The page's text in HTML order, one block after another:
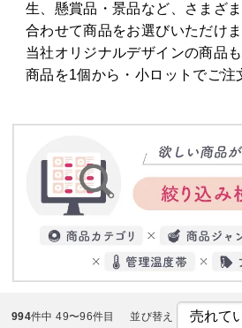
生、懸賞品・景品など、さまざ
合わせて商品をお選びいただけま
当社オリジナルデザインの商品
商品を1個から・小ロットでご注
994件中 49〜96件目 並び替え